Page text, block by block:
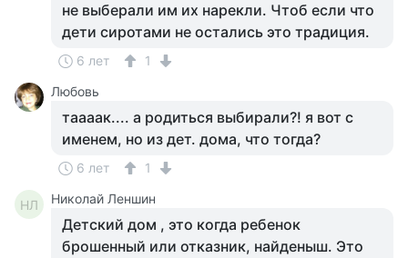
не выберали им их нарекли. Чтоб если что
дети сиротами не остались это традиция.
6 лет
1
Любовь
таааак.... а родиться выбирали?! я вот с
именем, но из дет. дома, что тогда?
6 лет 1
НЛ Николай Леншин
Детский дом , это когда ребенок
брошенный или отказник, найденыш. Это